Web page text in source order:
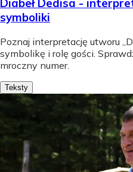
Diabeł Dedisa -
symboliki
Poznaj interpretację utworu
symbolikę i rolę gości.
mroczny numer.
Teksty